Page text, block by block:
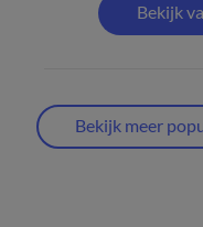
Bekijk
Bekijk meer